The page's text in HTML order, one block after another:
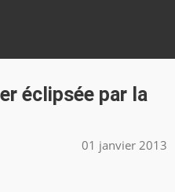
éclipsée par la
01 janvier 2013